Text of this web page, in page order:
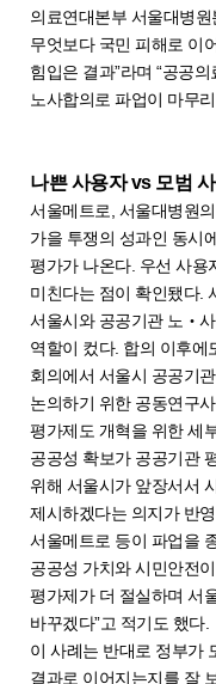
의료연대본부 서울대병
무엇보다 국민 피해로 이
힘입은 결과”라며 “공공
노사합의로 파업이 마무
나쁜 사용자 vs 모범
서울메트로, 서울대병원
가을 투쟁의 성과인 동시
평가가 나온다. 우선 사용
미친다는 점이 확인됐다.
서울시와 공공기관 노‧
역할이 컸다. 합의 이후에
회의에서 서울시 공공기
논의하기 위한 공동연구
평가제도 개혁을 위한 세
공공성 확보가 공공기관
위해 서울시가 앞장서서
제시하겠다는 의지가 반
서울메트로 등이 파업을
공공성 가치와 시민안전
평가제가 더 절실하며 서
바꾸겠다”고 적기도 했다.
이 사례는 반대로 정부가
결과로 이어지는지를 잘